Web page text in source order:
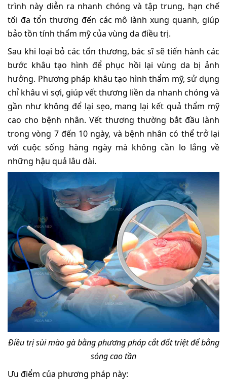
trình này diễn ra nhanh chóng và tập trung, hạn chế
tối đa tổn thương đến các mô lành xung quanh, giúp
bảo tồn tính thẩm mỹ của vùng da điều trị.
Sau khi loại bỏ các tổn thương, bác sĩ sẽ tiến hành các
bước khâu tạo hình để phục hồi lại vùng da bị ảnh
hưởng. Phương pháp khâu tạo hình thẩm mỹ, sử dụng
chỉ khâu vi sợi, giúp vết thương liền da nhanh chóng và
gần như không để lại sẹo, mang lại kết quả thẩm mỹ
cao cho bệnh nhân. Vết thương thường bắt đầu lành
trong vòng 7 đến 10 ngày, và bệnh nhân có thể trở lại
với cuộc sống hàng ngày mà không cần lo lắng về
những hậu quả lâu dài.
Điều trị sùi mào gà bằng phương pháp cắt đốt triệt để bằng
sóng cao tần
Ưu điểm của phương pháp này: